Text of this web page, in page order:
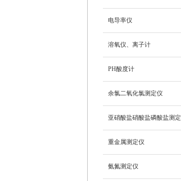
电导率仪
溶氧仪、离子计
PH酸度计
余氯二氧化氯测定仪
亚硝酸盐硝酸盐磷酸盐测定
重金属测定仪
氨氮测定仪